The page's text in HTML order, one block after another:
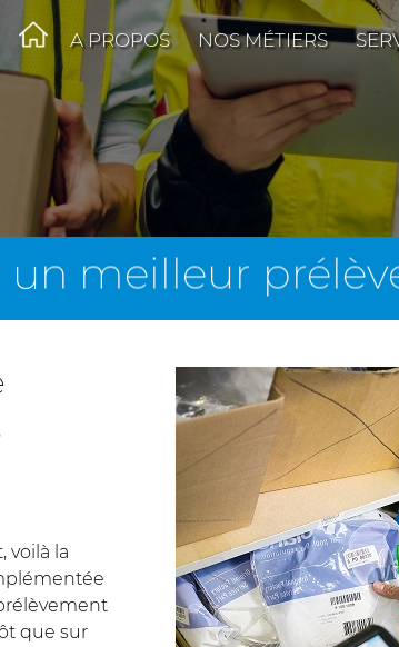
A PROPOS NOS MÉTIERS
meilleur
voilà la
que sur